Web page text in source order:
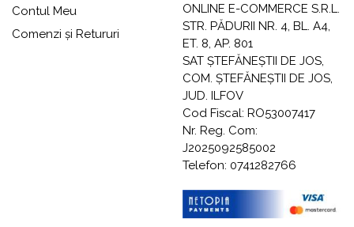
Contul Meu
Comenzi și Retururi
ONLINE E-COMMERCE S.R.L.
STR. PĂDURII NR. 4, BL. A4,
ET. 8, AP. 801
SAT ȘTEFĂNEȘTII DE JOS,
COM. ȘTEFĂNEȘTII DE JOS,
JUD. ILFOV
Cod Fiscal: RO53007417
Nr. Reg. Com:
J2025092585002
Telefon: 0741282766